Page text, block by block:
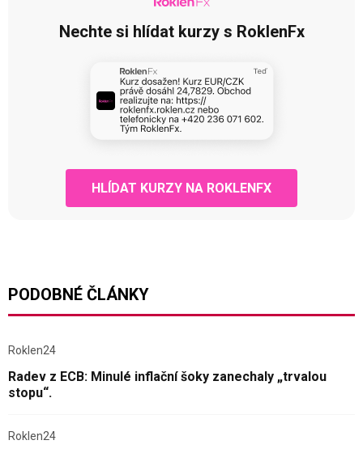
Nechte si hlídat kurzy s RoklenFx
HLÍDAT KURZY NA ROKLENFX
PODOBNÉ ČLÁNKY
Roklen24
Radev z ECB: Minulé inflační šoky zanechaly „trvalou
stopu“.
Roklen24